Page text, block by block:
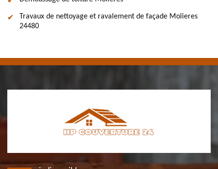
Travaux de nettoyage et ravalement de façade Molieres
24480